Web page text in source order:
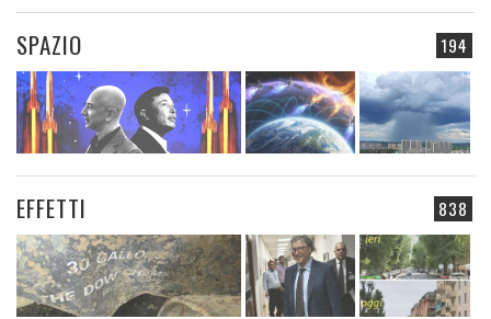
194
SPAZIO
838
EFFETTI